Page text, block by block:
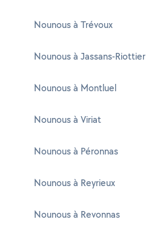
Nounous à Trévoux
Nounous à Jassans-Riottier
Nounous à Montluel
Nounous à Viriat
Nounous à Péronnas
Nounous à Reyrieux
Nounous à Revonnas